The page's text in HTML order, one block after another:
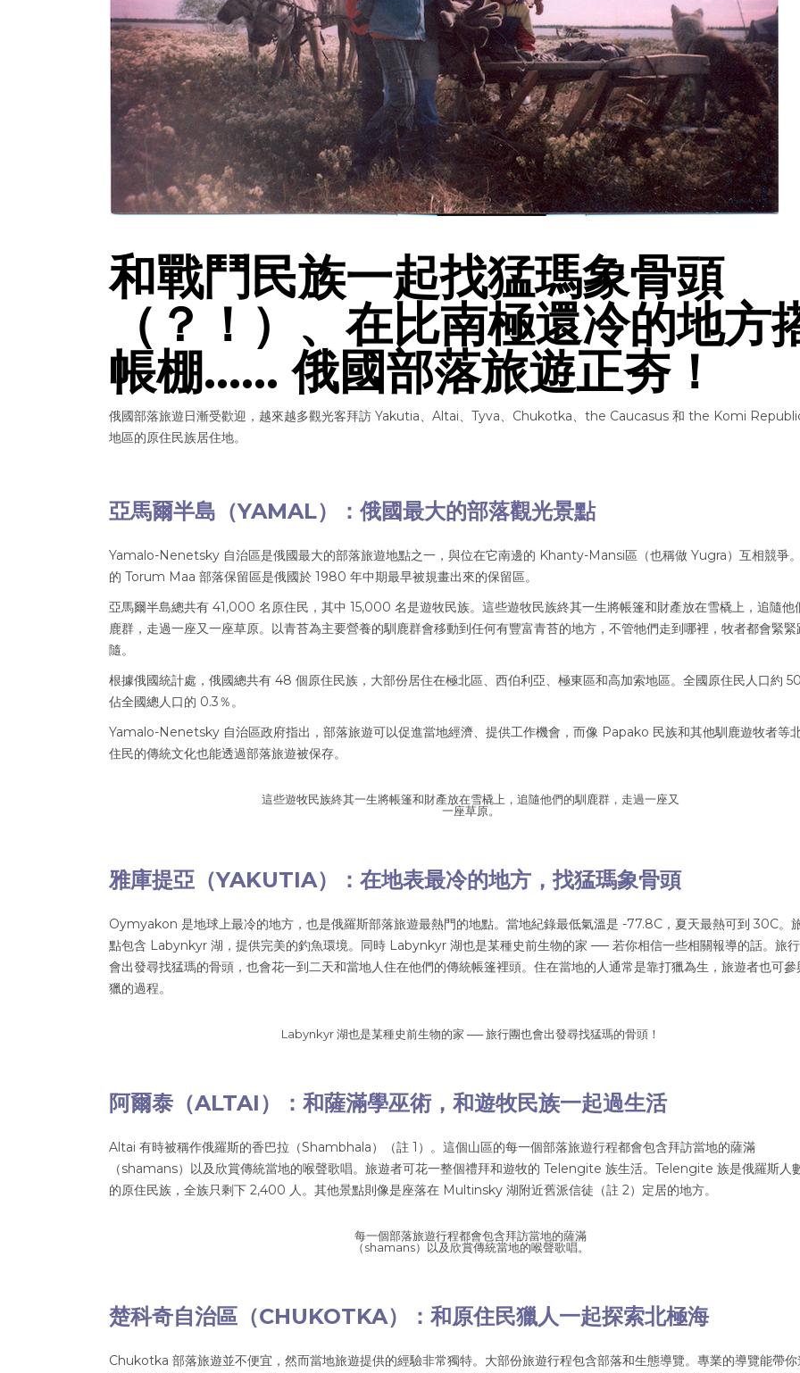
和戰鬥民族一起找猛瑪象骨頭
（？！）、在比南極還冷的地方
帳棚…… 俄國部落旅遊正夯！
俄國部落旅遊日漸受歡迎，越來越多觀光客拜訪 Yakutia、Altai、Tyva、Chukotka、the Caucasus 和 the Komi
地區的原住民族居住地。
亞馬爾半島（YAMAL）：俄國最大的部落觀光景點
Yamalo-Nenetsky 自治區是俄國最大的部落旅遊地點之一，與位在它南邊的 Khanty-Mansi區（也稱做 Yugra）互相競爭
的 Torum Maa 部落保留區是俄國於 1980 年中期最早被規畫出來的保留區。
亞馬爾半島總共有 41,000 名原住民，其中 15,000 名是遊牧民族。這些遊牧民族終其一生將帳篷和財產放在雪橇上，追隨他
鹿群，走過一座又一座草原。以青苔為主要營養的馴鹿群會移動到任何有豐富青苔的地方，不管牠們走到哪裡，牧者都會緊緊
隨。
根據俄國統計處，俄國總共有 48 個原住民族，大部份居住在極北區、西伯利亞、極東區和高加索地區。全國原住民人口約
佔全國總人口的 0.3％。
Yamalo-Nenetsky 自治區政府指出，部落旅遊可以促進當地經濟、提供工作機會，而像 Papako 民族和其他馴鹿遊牧者等
住民的傳統文化也能透過部落旅遊被保存。
這些遊牧民族終其一生將帳篷和財產放在雪橇上，追隨他們的馴鹿群，走過一座又
一座草原。
雅庫提亞（YAKUTIA）：在地表最冷的地方，找猛瑪象骨頭
Oymyakon 是地球上最冷的地方，也是俄羅斯部落旅遊最熱門的地點。當地紀錄最低氣溫是 -77.8C，夏天最熱可到 30C。
點包含 Labynkyr 湖，提供完美的釣魚環境。同時 Labynkyr 湖也是某種史前生物的家 ── 若你相信一些相關報導的話。旅
會出發尋找猛瑪的骨頭，也會花一到二天和當地人住在他們的傳統帳篷裡頭。住在當地的人通常是靠打獵為生，旅遊者也可參
獵的過程。
Labynkyr 湖也是某種史前生物的家 ── 旅行團也會出發尋找猛瑪的骨頭！
阿爾泰（ALTAI）：和薩滿學巫術，和遊牧民族一起過生活
Altai 有時被稱作俄羅斯的香巴拉（Shambhala）（註 1）。這個山區的每一個部落旅遊行程都會包含拜訪當地的薩滿
（shamans）以及欣賞傳統當地的喉聲歌唱。旅遊者可花一整個禮拜和遊牧的 Telengite 族生活。Telengite 族是俄羅斯人
的原住民族，全族只剩下 2,400 人。其他景點則像是座落在 Multinsky 湖附近舊派信徒（註 2）定居的地方。
每一個部落旅遊行程都會包含拜訪當地的薩滿
（shamans）以及欣賞傳統當地的喉聲歌唱。
楚科奇自治區（CHUKOTKA）：和原住民獵人一起探索北極海
Chukotka 部落旅遊並不便宜，然而當地旅遊提供的經驗非常獨特。大部份旅遊行程包含部落和生態導覽。專業的導覽能帶你